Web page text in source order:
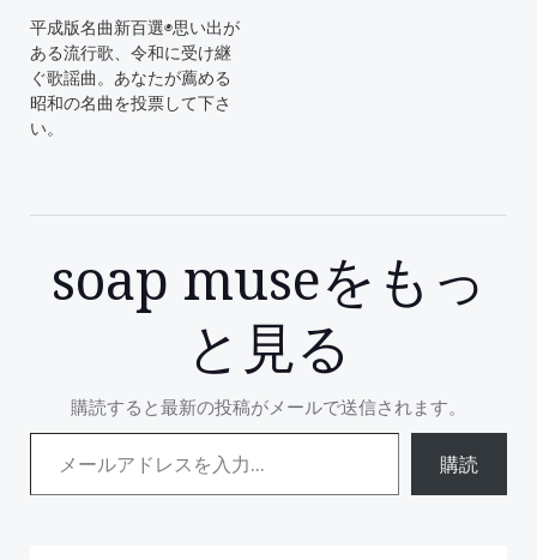
平成版名曲新百選◉思い出が
ある流行歌、令和に受け継
ぐ歌謡曲。あなたが薦める
昭和の名曲を投票して下さ
い。
soap museをもっ
と見る
購読すると最新の投稿がメールで送信されます。
メールアドレスを入力...
購読